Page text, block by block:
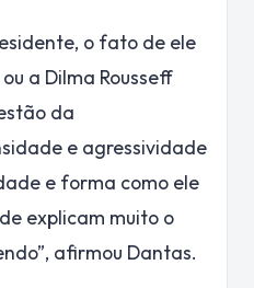
o fato de ele
a Dilma Rousseff
da
e agressividade
e forma como ele
explicam muito o
afirmou Dantas.